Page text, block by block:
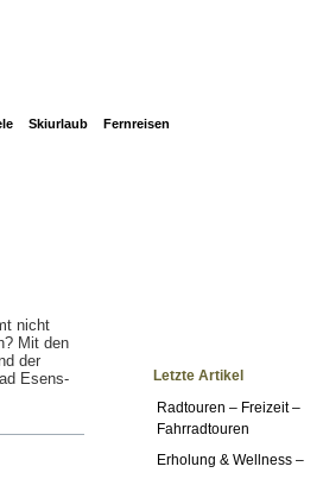
Skiurlaub Fernreisen
Letzte Artikel
Radtouren – Freizeit –
Fahrradtouren
Erholung & Wellness –
nicht
Mit den
der
Esens-